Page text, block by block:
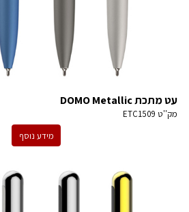
עט מתכת DOMO Metallic
מק''ט ETC1509
מידע נוסף